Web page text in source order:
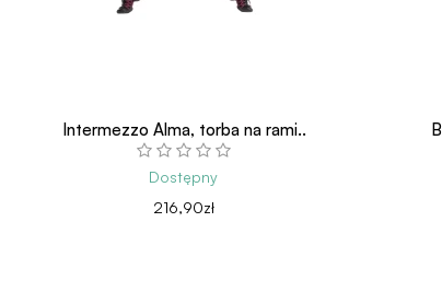
Intermezzo Alma, torba na rami..
Dostępny
216,90zł